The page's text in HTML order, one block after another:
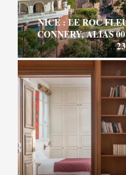
NICE : LE ROC
CONNERY, ALIAS